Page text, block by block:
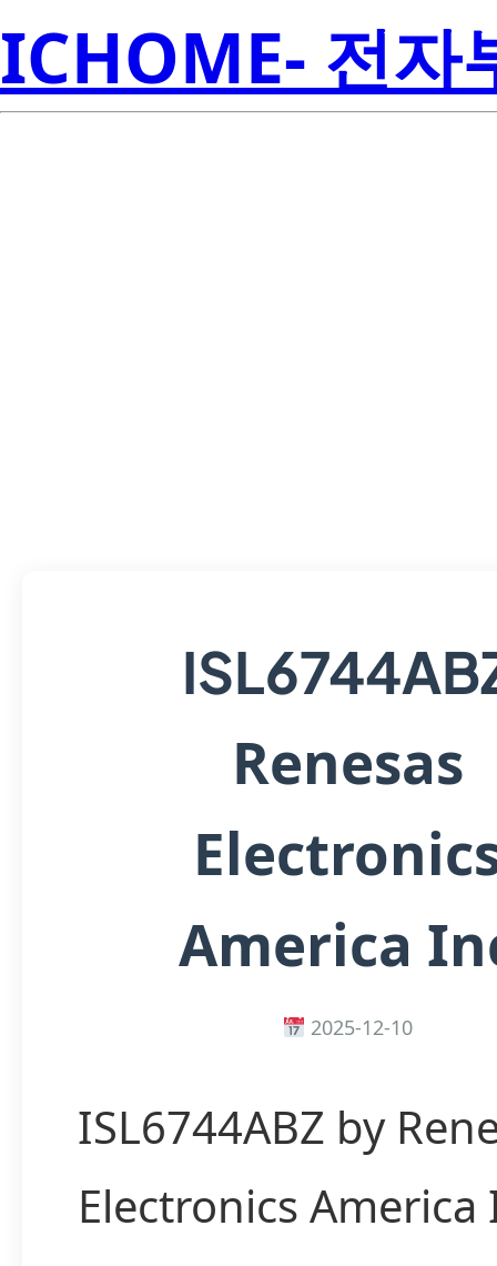
ICHOME- 전자
Renesas
America
2025-12-10
ISL6744ABZ by
Electronics